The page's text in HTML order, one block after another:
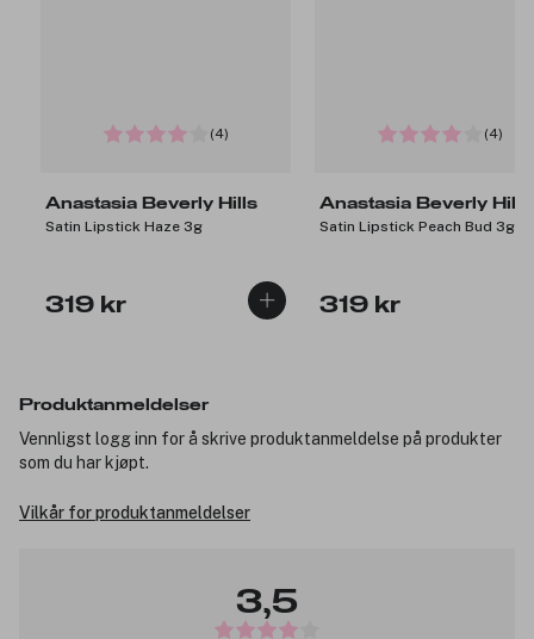
(4)
Anastasia Beverly Hills
Satin Lipstick Haze 3g
319 kr
(4)
Anastasia Beverly Hills
Satin Lipstick Peach Bud 3g
319 kr
Produktanmeldelser
Vennligst logg inn for å skrive produktanmeldelse på produkter
som du har kjøpt.
Vilkår for produktanmeldelser
3,5